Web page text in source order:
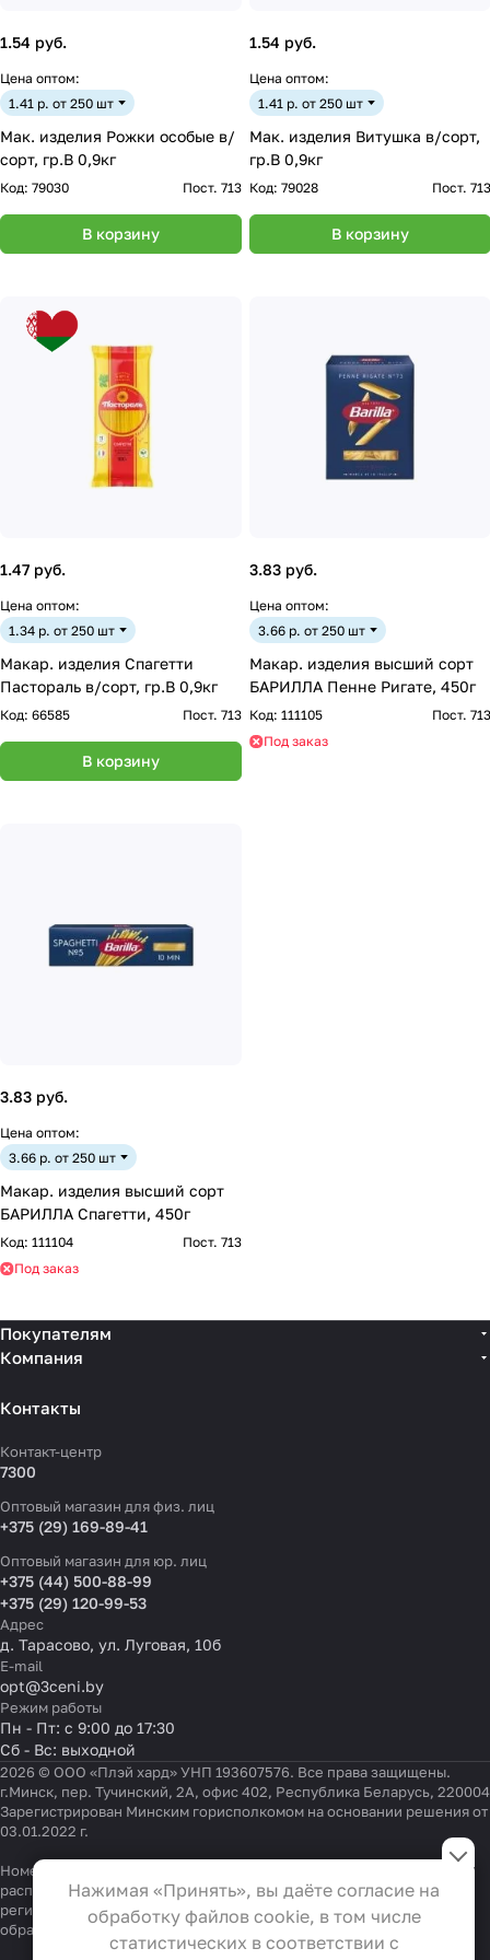
1.54 руб.
Цена оптом:
1.41 р. от 250 шт
Мак. изделия Рожки особые в/
сорт, гр.В 0,9кг
Код: 79030 Пост. 713
В корзину
1.54 руб.
Цена оптом:
1.41 р. от 250 шт
Мак. изделия Витушка в/сорт,
гр.В 0,9кг
Код: 79028 Пост. 713
В корзину
1.47 руб.
Цена оптом:
1.34 р. от 250 шт
Макар. изделия Спагетти
Пастораль в/сорт, гр.В 0,9кг
Код: 66585 Пост. 713
В корзину
3.83 руб.
Цена оптом:
3.66 р. от 250 шт
Макар. изделия высший сорт
БАРИЛЛА Пенне Ригате, 450г
Код: 111105
Пост. 713
Под заказ
3.83 руб.
Цена оптом:
3.66 р. от 250 шт
Макар. изделия высший сорт
БАРИЛЛА Спагетти, 450г
Код: 111104
Пост. 713
Под заказ
Покупателям
Компания
Контакты
Контакт-центр
7300
Оптовый магазин для физ. лиц
+375 (29) 169-89-41
Оптовый магазин для юр. лиц
+375 (44) 500-88-99
+375 (29) 120-99-53
Адрес
д. Тарасово, ул. Луговая, 10б
E-mail
opt@3ceni.by
Режим работы
Пн - Пт: с 9:00 до 17:30
Сб - Вс: выходной
2026 © ООО «Плэй хард» УНП 193607576. Все права защищены.
г.Минск, пер. Тучинский, 2А, офис 402, Республика Беларусь, 220004
Зарегистрирован Минским горисполкомом на основании решения от
03.01.2022 г.
Номер телефона работников местных исполнительных и
распорядительных органов по месту государственной
регистрации ООО «Плэй хард», уполномоченных рассматривать
обращения покупателей:
+375 17 323-41-58 ,
Настройки файлов cookie
Функциональные
Эти файлы необходимы для
функционирования сайта и не
Нажимая «Принять», вы даёте согласие на
обработку файлов cookie, в том числе
статистических в соответствии с